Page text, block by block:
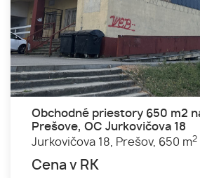
Obchodné priestory 650 m2
Prešove, OC Jurkovičova 18
Jurkovičova 18,
Prešov, 650 m2
Cena v RK